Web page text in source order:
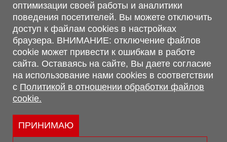
г. Минск, Минский р-н, п. Привольный, ул. Мира, 20А,
223062
г. Брест, ул. Лейтенанта Рябцева, 108 В, 224701
Обращаем Ваше внимание, что вся предоставленная на сайте
информация, касающаяся комплектаций, технических
характеристик, цветовых сочетаний, а также стоимости и
сервисного обслуживания носит информационный характер и
не является публичной офертой, определяемой п.2 ст.407
Гражданского кодекса Республики Беларусь.
Политика обработки персональных данных
Политикой в отношении обработки файлов cookie.
оптимизации своей работы и аналитики
поведения посетителей. Вы можете отключить
доступ к файлам cookies в настройках
браузера. ВНИМАНИЕ: отключение файлов
cookie может привести к ошибкам в работе
сайта. Оставаясь на сайте, Вы даете согласие
на использование нами cookies в соответствии
с Политикой в отношении обработки файлов
cookie.
ПРИНИМАЮ